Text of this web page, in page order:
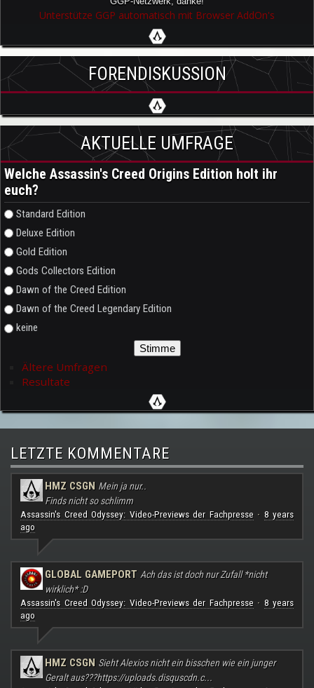
Unterstütze GGP automatisch mit Browser AddOn's
FORENDISKUSSION
AKTUELLE UMFRAGE
Welche Assassin's Creed Origins Edition holt ihr
euch?
Auswahlmöglichkeiten
Standard Edition
Deluxe Edition
Gold Edition
Gods Collectors Edition
Dawn of the Creed Edition
Dawn of the Creed Legendary Edition
keine
Ältere Umfragen
Resultate
LETZTE KOMMENTARE
HMZ CSGN Mein ja nur..
Finds nicht so schlimm
Assassin's Creed Odyssey: Video-Previews der Fachpresse· 8 years
ago
GLOBAL GAMEPORT Ach das ist doch nur Zufall *nicht
wirklich* :D
Assassin's Creed Odyssey: Video-Previews der Fachpresse· 8 years
ago
HMZ CSGN Sieht Alexios nicht ein bisschen wie ein junger
Geralt aus???https://uploads.disquscdn.c...